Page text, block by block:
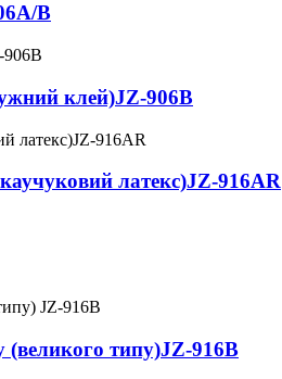
B
клей)JZ-906B
латекс)JZ-916AR
(великого типу)JZ-916B